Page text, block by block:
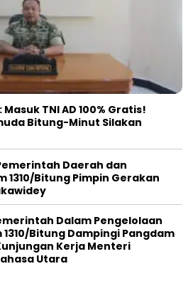
TNI AD 100% Gratis!
Bitung-Minut Silakan
Daerah dan
1310/Bitung Pimpin Gerakan
Dalam Pengelolaan
1310/Bitung Dampingi Pangdam
Kerja Menteri
Utara